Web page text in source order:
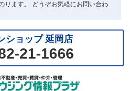
ります。 どうぞお気軽にお問い合わ
ショップ 延岡店
21-1666